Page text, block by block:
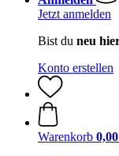
Jetzt anmelden
Bist du neu
Konto erstellen
Warenkorb